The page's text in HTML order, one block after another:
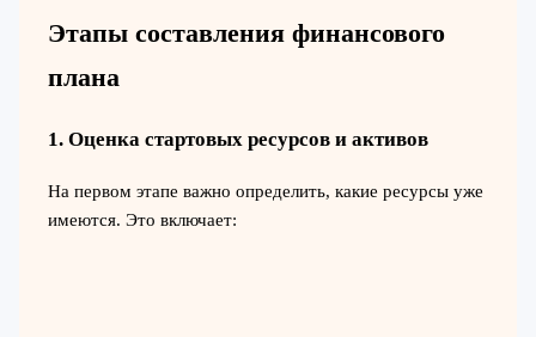
Этапы составления финансового
плана
1. Оценка стартовых ресурсов и активов
На первом этапе важно определить, какие ресурсы уже
имеются. Это включает: